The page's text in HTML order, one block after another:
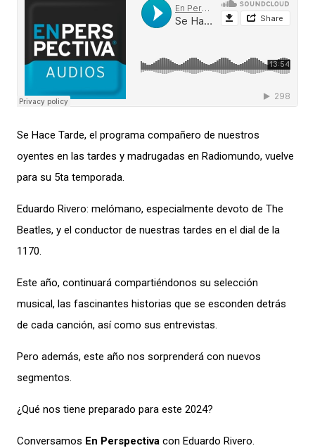
Se Hace Tarde, el programa compañero de nuestros
oyentes en las tardes y madrugadas en Radiomundo, vuelve
para su 5ta temporada.
Eduardo Rivero: melómano, especialmente devoto de The
Beatles, y el conductor de nuestras tardes en el dial de la
1170.
Este año, continuará compartiéndonos su selección
musical, las fascinantes historias que se esconden detrás
de cada canción, así como sus entrevistas.
Pero además, este año nos sorprenderá con nuevos
segmentos.
¿Qué nos tiene preparado para este 2024?
Conversamos En Perspectiva con Eduardo Rivero.